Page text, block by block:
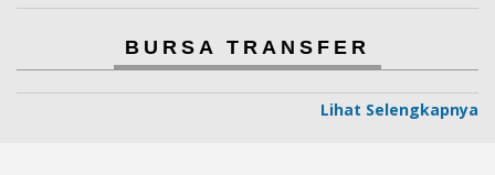
BURSA TRANSFER
Lihat Selengkapnya